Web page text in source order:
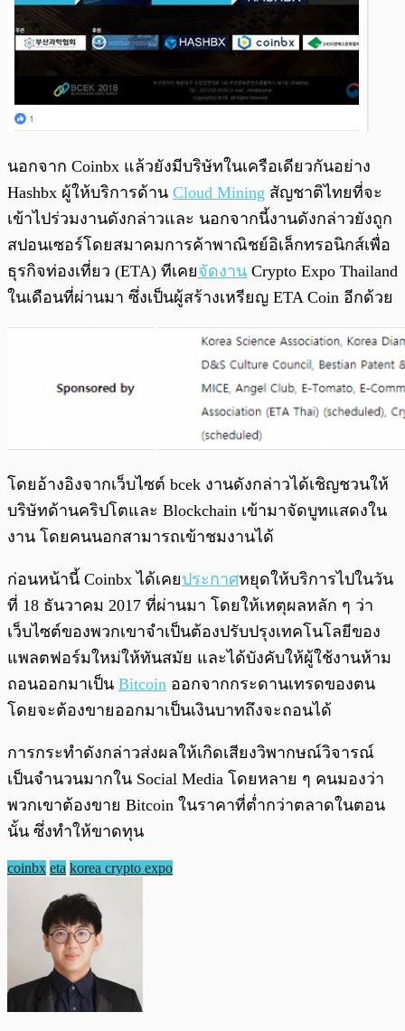
นอกจาก Coinbx แล้วยังมีบริษัทในเครือเดียวกันอย่าง
Hashbx ผู้ให้บริการด้าน Cloud Mining สัญชาติไทยที่จะ
เข้าไปร่วมงานดังกล่าวและ นอกจากนี้งานดังกล่าวยังถูก
สปอนเซอร์โดยสมาคมการค้าพาณิชย์อิเล็กทรอนิกส์เพื่อ
ธุรกิจท่องเที่ยว (ETA) ทีเคยจัดงาน Crypto Expo Thailand
ในเดือนที่ผ่านมา ซึ่งเป็นผู้สร้างเหรียญ ETA Coin อีกด้วย
โดยอ้างอิงจากเว็บไซต์ bcek งานดังกล่าวได้เชิญชวนให้
บริษัทด้านคริปโตและ Blockchain เข้ามาจัดบูทแสดงใน
งาน โดยคนนอกสามารถเข้าชมงานได้
ก่อนหน้านี้ Coinbx ได้เคยประกาศหยุดให้บริการไปในวัน
ที่ 18 ธันวาคม 2017 ที่ผ่านมา โดยให้เหตุผลหลัก ๆ ว่า
เว็บไซต์ของพวกเขาจำเป็นต้องปรับปรุงเทคโนโลยีของ
แพลตฟอร์มใหม่ให้ทันสมัย และได้บังคับให้ผู้ใช้งานห้าม
ถอนออกมาเป็น Bitcoin ออกจากกระดานเทรดของตน
โดยจะต้องขายออกมาเป็นเงินบาทถึงจะถอนได้
การกระทำดังกล่าวส่งผลให้เกิดเสียงวิพากษณ์วิจารณ์
เป็นจำนวนมากใน Social Media โดยหลาย ๆ คนมองว่า
พวกเขาต้องขาย Bitcoin ในราคาที่ต่ำกว่าตลาดในตอน
นั้น ซึ่งทำให้ขาดทุน
coinbx eta korea crypto expo